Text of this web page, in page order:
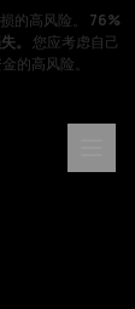
的高风险。
76%
。
您应考虑自己
的高风险。